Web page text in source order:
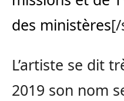
des ministères
L’artiste se dit
2019 son nom